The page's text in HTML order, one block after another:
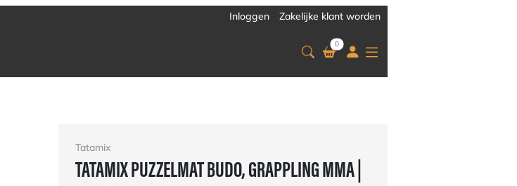
Inloggen Zakelijke klant worden
0
Tatamix
TATAMIX PUZZELMAT BUDO, GRAPPLING MMA |